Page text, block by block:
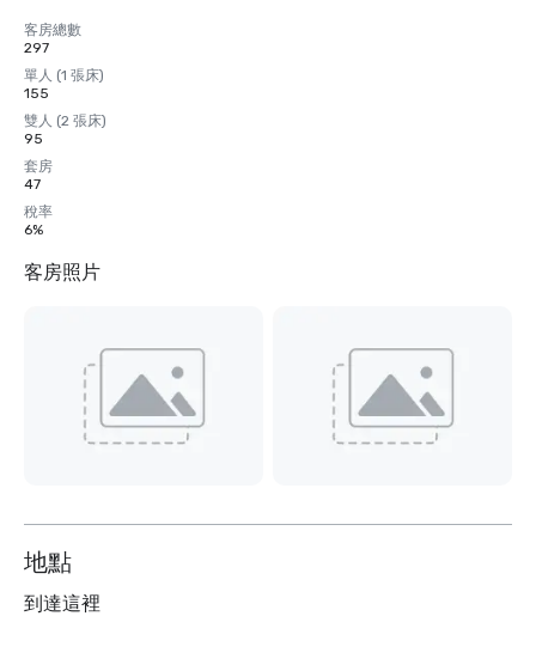
客房總數
297
單人 (1 張床)
155
雙人 (2 張床)
95
套房
47
稅率
6%
客房照片
地點
到達這裡